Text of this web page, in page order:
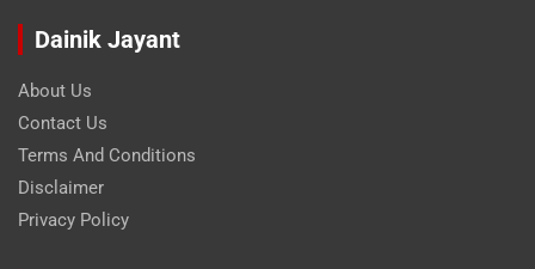
Dainik Jayant
About Us
Contact Us
Terms And Conditions
Disclaimer
Privacy Policy